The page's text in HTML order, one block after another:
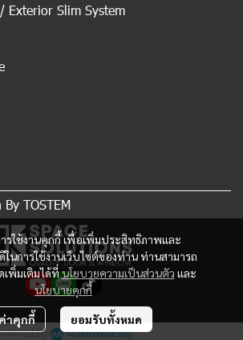
รใช้งานคุกกี้ เพื่อเพิ่มประสิทธิภาพและ
นการใช้งานเว็บไซต์ของท่าน ท่านสามารถ
เพิ่มเติมได้ที่นโยบายความเป็นส่วนตัว และ
นโยบายคุกกี้
าคุกกี้ ยอมรับทั้งหมด
Exterior Slim System
TOSTEM
By MakeWebEasy